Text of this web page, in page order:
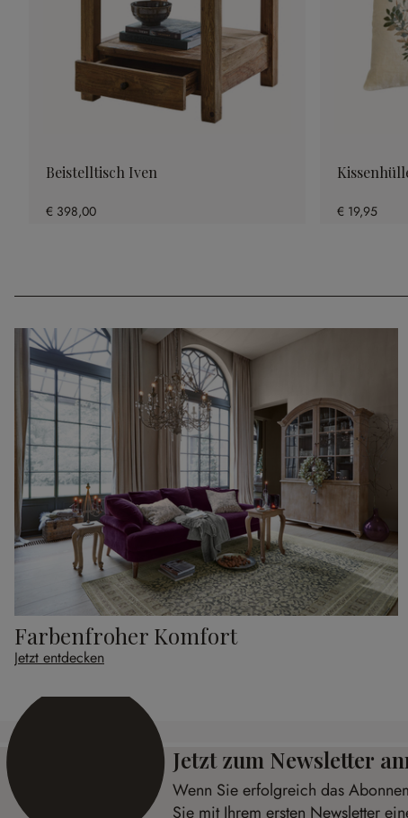
Beistelltisch Iven
€ 398,00 € 19,95
Farbenfroher Komfort
Jetzt entdecken
Jetzt zum Newsletter
Wenn Sie erfolgreich das
Sie mit Ihrem ersten Newsletter